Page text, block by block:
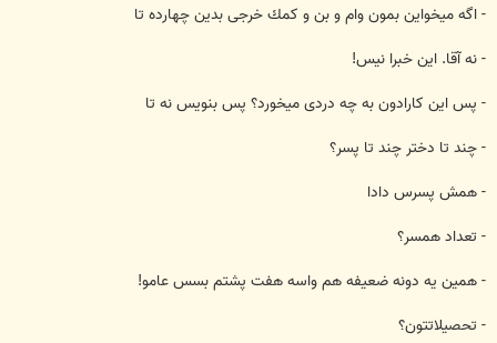
- اگه ميخواين بمون وام و بن و كمك خرجی بدين چهارده تا
- نه آقا. اين خبرا نيس!
- پس اين كارادون به چه دردی ميخورد؟ پس بنويس نه تا
- چند تا دختر چند تا پسر؟
- همش پسرس دادا
- تعداد همسر؟
- همين يه دونه ضعيفه هم واسه هفت پشتم بسس عامو!
- تحصيلاتتون؟